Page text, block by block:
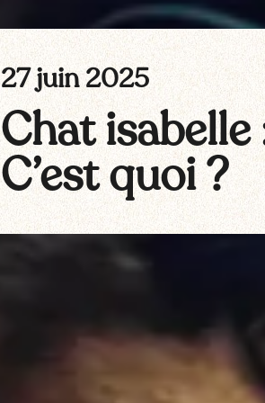
27 juin 2025
Chat isabelle
C’est quoi ?